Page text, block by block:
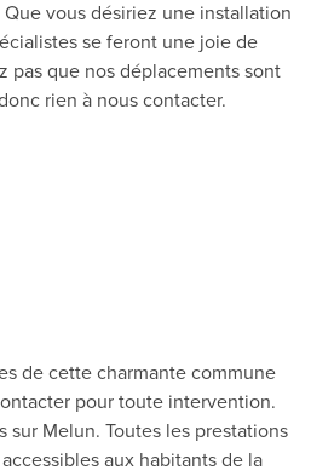
vous désiriez une installation
se feront une joie de
pas que nos déplacements sont
rien à nous contacter.
de cette charmante commune
pour toute intervention.
sur Melun. Toutes les prestations
aux habitants de la